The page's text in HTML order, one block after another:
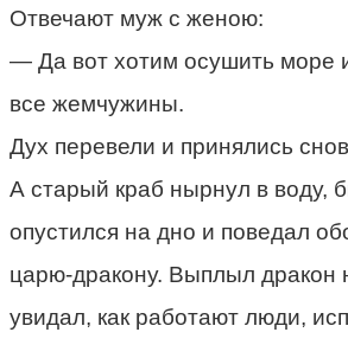
Отвечают муж с женою:
— Да вот хотим осушить море
все жемчужины.
Дух перевели и принялись
А старый краб нырнул в воду,
опустился на дно и поведал
царю-дракону. Выплыл дракон
увидал, как работают люди,